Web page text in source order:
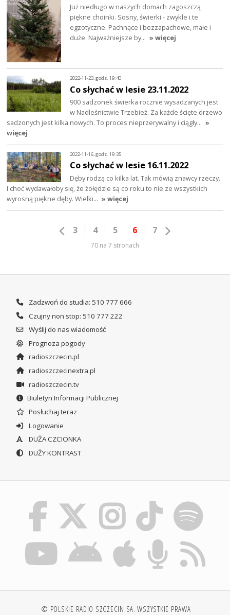
Już niedługo w naszych domach zagoszczą
piękne choinki. Sosny, świerki - zwykle i te
egzotyczne. Pachnące i bezzapachowe, małe i
duże. Najważniejsze by… » więcej
2022-11-23, godz. 19:40
Co słychać w lesie 23.11.2022
900 sadzonek świerka rocznie wysadzanych jest
w Nadleśnictwie Trzebież. Za każde ścięte drzewo
sadzonych jest kilka nowych. To proces nieprzerywalny i ciągły… »
więcej
2022-11-16, godz. 19:35
Co słychać w lesie 16.11.2022
Dęby rodzą co kilka lat. Tak mówią znawcy rzeczy.
I choć wydawałoby się, że żołędzie są co roku to nie ze wszystkich
wyrosną piękne dęby. Wielki… » więcej
3 4 5 6 7
70 na 7 stronach
Zadzwoń do studia: 510 777 666
Czujny non stop: 510 777 222
Wyślij do nas wiadomość
Prognoza pogody
radioszczecin.pl
radioszczecinextra.pl
radioszczecin.tv
Biuletyn Informacji Publicznej
Posłuchaj teraz
Logowanie
DUŻA CZCIONKA
DUŻY KONTRAST
© POLSKIE RADIO SZCZECIN SA. WSZYSTKIE PRAWA